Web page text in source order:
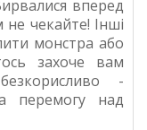
вперед
чекайте! Інші
монстра або
захоче вам
-
перемогу над